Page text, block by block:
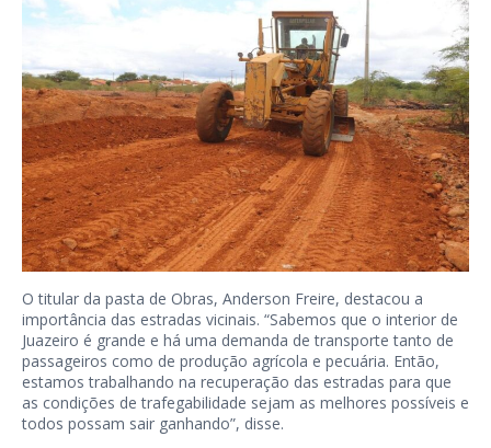
O titular da pasta de Obras, Anderson Freire, destacou a
importância das estradas vicinais. “Sabemos que o interior de
Juazeiro é grande e há uma demanda de transporte tanto de
passageiros como de produção agrícola e pecuária. Então,
estamos trabalhando na recuperação das estradas para que
as condições de trafegabilidade sejam as melhores possíveis e
todos possam sair ganhando”, disse.